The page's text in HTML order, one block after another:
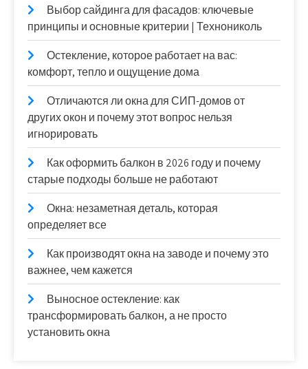
Выбор сайдинга для фасадов: ключевые
принципы и основные критерии | Технониколь
Остекление, которое работает на вас:
комфорт, тепло и ощущение дома
Отличаются ли окна для СИП-домов от
других окон и почему этот вопрос нельзя
игнорировать
Как оформить балкон в 2026 году и почему
старые подходы больше не работают
Окна: незаметная деталь, которая
определяет все
Как производят окна на заводе и почему это
важнее, чем кажется
Выносное остекление: как
трансформировать балкон, а не просто
установить окна